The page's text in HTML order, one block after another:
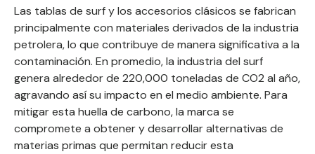
Las tablas de surf y los accesorios clásicos se fabrican
principalmente con materiales derivados de la industria
petrolera, lo que contribuye de manera significativa a la
contaminación. En promedio, la industria del surf
genera alrededor de 220,000 toneladas de CO2 al año,
agravando así su impacto en el medio ambiente. Para
mitigar esta huella de carbono, la marca se
compromete a obtener y desarrollar alternativas de
materias primas que permitan reducir esta